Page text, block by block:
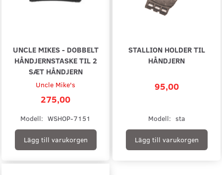
UNCLE MIKES - DOBBELT
HÅNDJERNSTASKE TIL 2
SÆT HÅNDJERN
Uncle Mike's
275,00
Modell: WSHOP-7151
Lägg till varukorgen
STALLION HOLDER TIL
HÅNDJERN
95,00
Modell: sta
Lägg till varukorgen